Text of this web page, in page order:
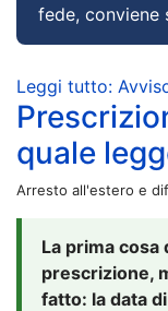
fede, conviene
Leggi tutto:
quale
Arresto all'estero e
La prima cosa
prescrizione,
fatto: la data